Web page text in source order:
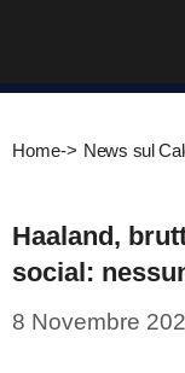
contenuto
Home-> News sul
Haaland,
social:
8 Novembre